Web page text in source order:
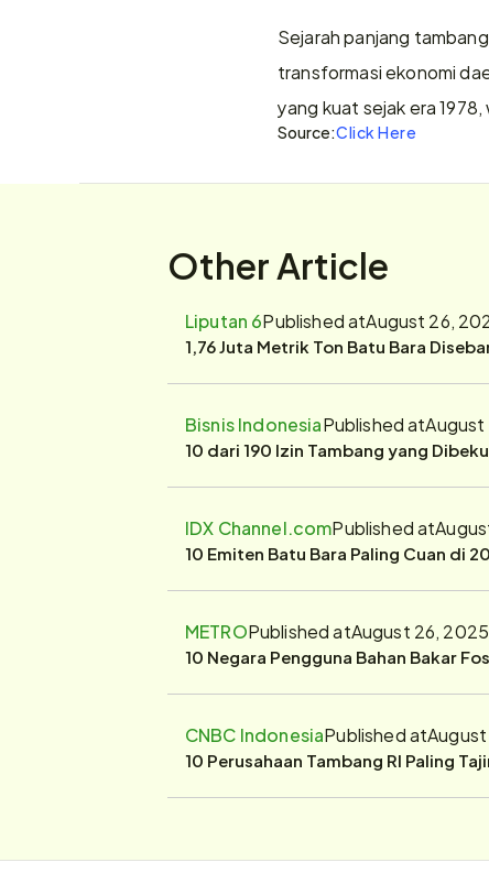
Sejarah panjang
transformasi ekonomi
yang kuat sejak era
Source:Click Here
Other Article
Liputan 6Published atAugust 26,
1,76 Juta Metrik Ton Batu Bara
Bisnis IndonesiaPublished at
10 dari 190 Izin Tambang yang
IDX Channel.comPublished at
10 Emiten Batu Bara Paling Cuan di
METROPublished atAugust 26,
10 Negara Pengguna Bahan Bakar
CNBC IndonesiaPublished at
10 Perusahaan Tambang RI Paling